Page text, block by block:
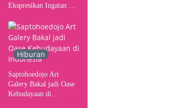
Ekspresikan Ingatan dan
Hiburan
Saptohoedojo Art
Galery Bakal jadi Oase
Kebudayaan di